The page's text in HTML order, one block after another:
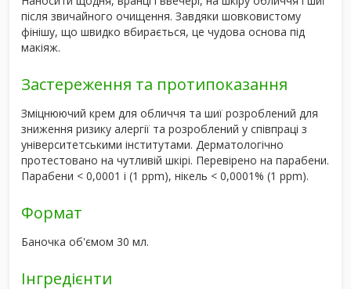
після звичайного очищення. Завдяки шовковистому
фінішу, що швидко вбирається, це чудова основа під
макіяж.
Застереження та протипоказання
Зміцнюючий крем для обличчя та шиї розроблений для
зниження ризику алергії та розроблений у співпраці з
університетськими інститутами. Дерматологічно
протестовано на чутливій шкірі. Перевірено на парабени.
Парабени < 0,0001 і (1 ppm), нікель < 0,0001% (1 ppm).
Формат
Баночка об'ємом 30 мл.
Інгредієнти